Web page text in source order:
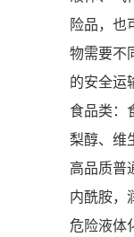
险品，也
物需要不
的安全运
食品类：
梨醇、维
高品质普
内酰胺，
危险液体